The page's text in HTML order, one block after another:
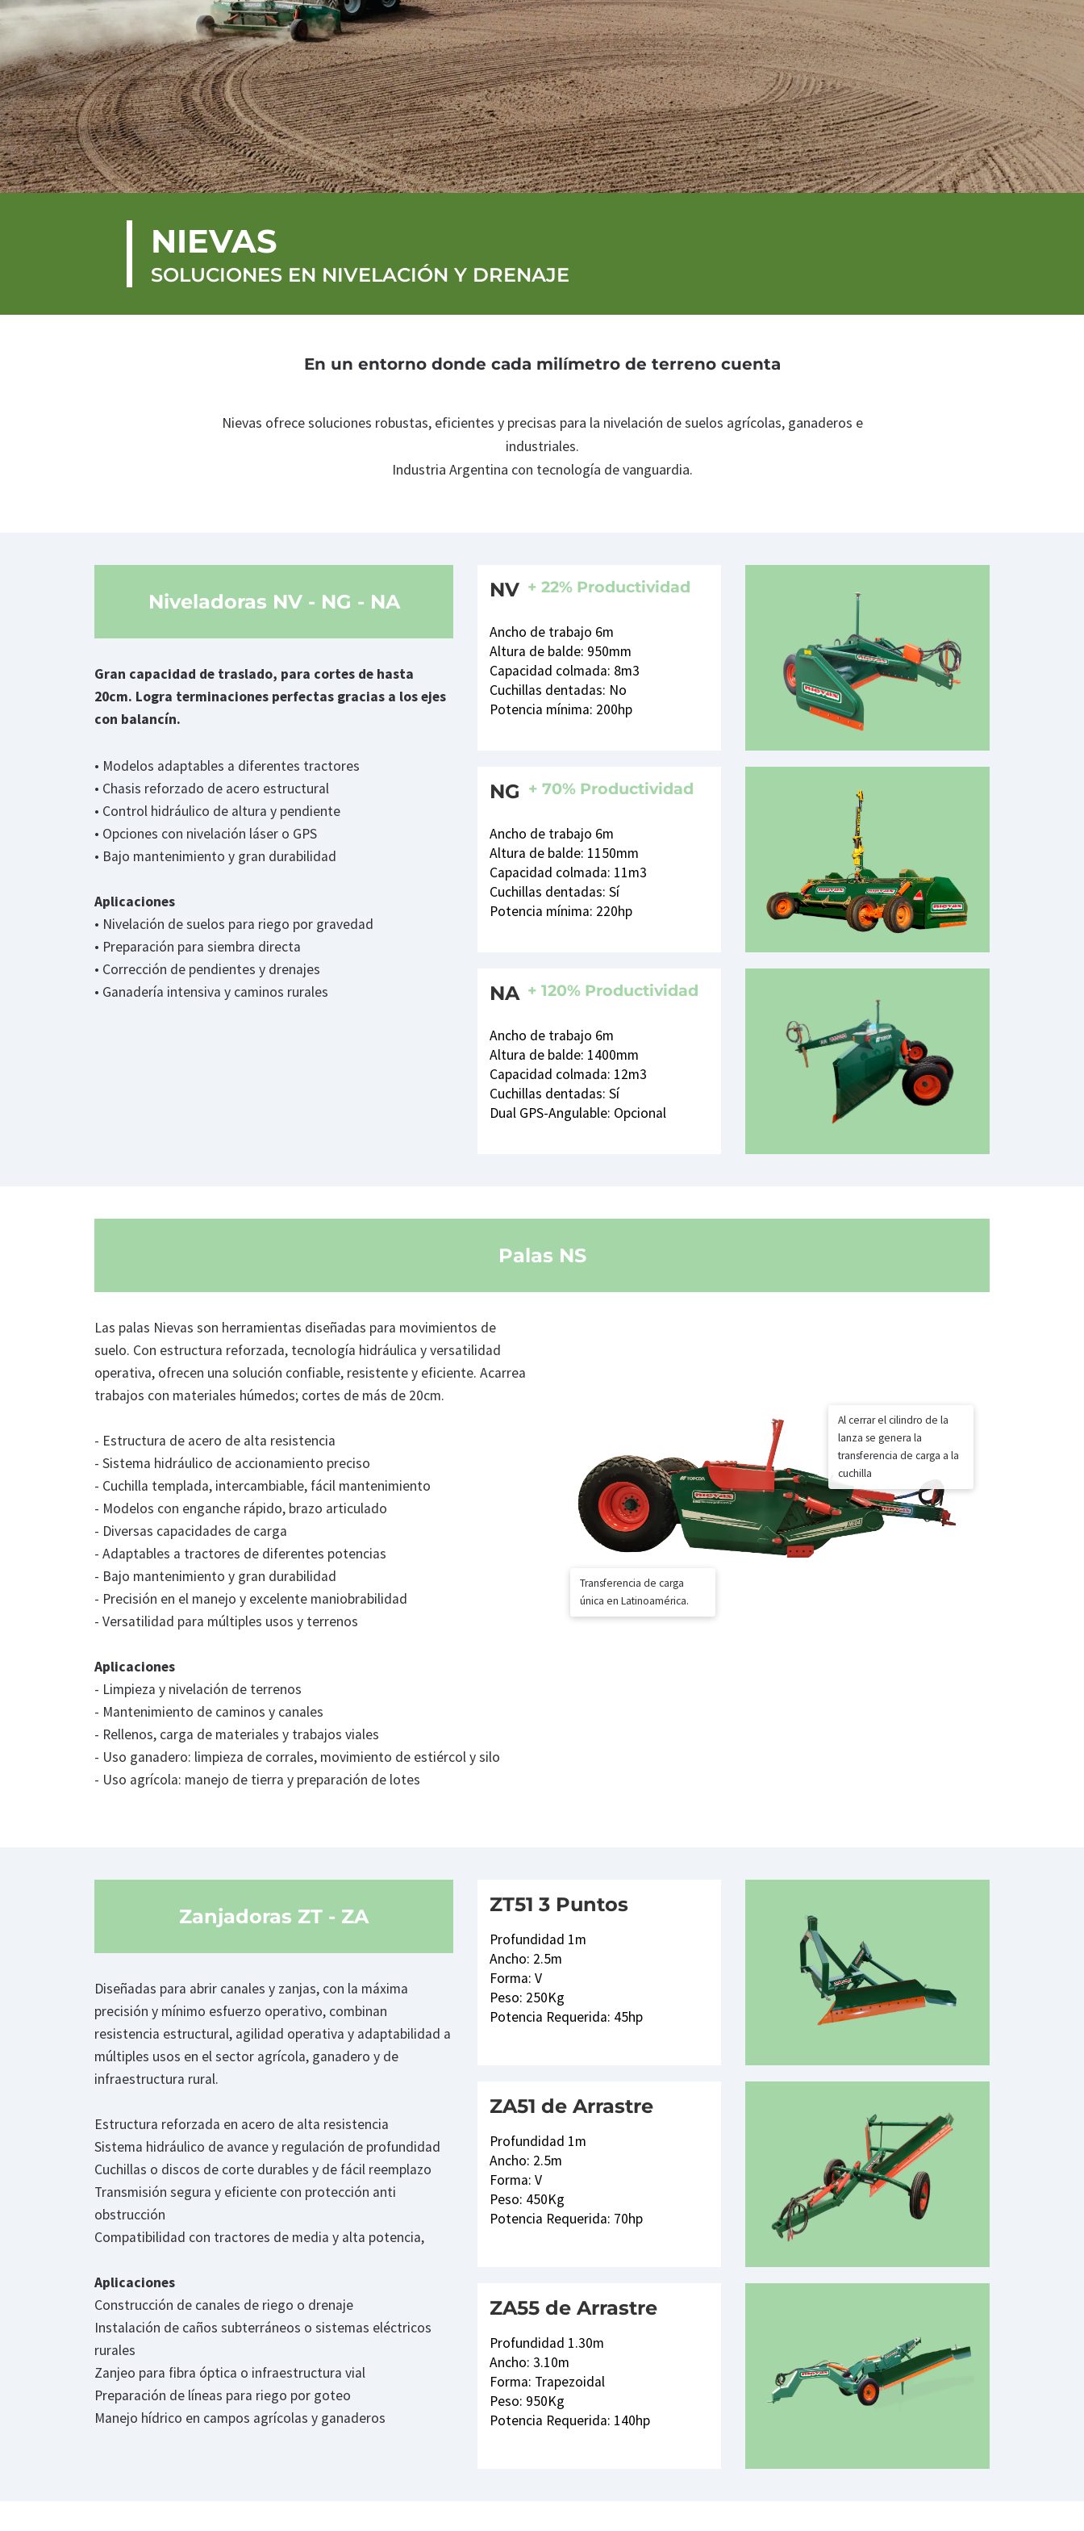
NIEVAS
SOLUCIONES EN NIVELACIÓN Y DRENAJE
En un entorno donde cada milímetro de terreno cuenta
Nievas ofrece soluciones robustas, eficientes y precisas para la nivelación de suelos agrícolas, ganaderos e
industriales.
Industria Argentina con tecnología de vanguardia.
Niveladoras NV - NG - NA
Gran capacidad de traslado, para cortes de hasta
20cm. Logra terminaciones perfectas gracias a los ejes
con balancín.
• Modelos adaptables a diferentes tractores
• Chasis reforzado de acero estructural
• Control hidráulico de altura y pendiente
• Opciones con nivelación láser o GPS
• Bajo mantenimiento y gran durabilidad
Aplicaciones
• Nivelación de suelos para riego por gravedad
• Preparación para siembra directa
• Corrección de pendientes y drenajes
• Ganadería intensiva y caminos rurales
NV + 22% Productividad
Ancho de trabajo 6m
Altura de balde: 950mm
Capacidad colmada: 8m3
Cuchillas dentadas: No
Potencia mínima: 200hp
NG + 70% Productividad
Ancho de trabajo 6m
Altura de balde: 1150mm
Capacidad colmada: 11m3
Cuchillas dentadas: Sí
Potencia mínima: 220hp
NA + 120% Productividad
Ancho de trabajo 6m
Altura de balde: 1400mm
Capacidad colmada: 12m3
Cuchillas dentadas: Sí
Dual GPS-Angulable: Opcional
Palas NS
Las palas Nievas son herramientas diseñadas para movimientos de
suelo. Con estructura reforzada, tecnología hidráulica y versatilidad
operativa, ofrecen una solución confiable, resistente y eficiente. Acarrea
trabajos con materiales húmedos; cortes de más de 20cm.
- Estructura de acero de alta resistencia
- Sistema hidráulico de accionamiento preciso
- Cuchilla templada, intercambiable, fácil mantenimiento
- Modelos con enganche rápido, brazo articulado
- Diversas capacidades de carga
- Adaptables a tractores de diferentes potencias
- Bajo mantenimiento y gran durabilidad
- Precisión en el manejo y excelente maniobrabilidad
- Versatilidad para múltiples usos y terrenos
Aplicaciones
- Limpieza y nivelación de terrenos
- Mantenimiento de caminos y canales
- Rellenos, carga de materiales y trabajos viales
- Uso ganadero: limpieza de corrales, movimiento de estiércol y silo
- Uso agrícola: manejo de tierra y preparación de lotes
Transferencia de carga
única en Latinoamérica.
Al cerrar el cilindro de la
lanza se genera la
transferencia de carga a la
cuchilla
Zanjadoras ZT - ZA
Diseñadas para abrir canales y zanjas, con la máxima
precisión y mínimo esfuerzo operativo, combinan
resistencia estructural, agilidad operativa y adaptabilidad a
múltiples usos en el sector agrícola, ganadero y de
infraestructura rural.
Estructura reforzada en acero de alta resistencia
Sistema hidráulico de avance y regulación de profundidad
Cuchillas o discos de corte durables y de fácil reemplazo
Transmisión segura y eficiente con protección anti
obstrucción
Compatibilidad con tractores de media y alta potencia,
Aplicaciones
Construcción de canales de riego o drenaje
Instalación de caños subterráneos o sistemas eléctricos
rurales
Zanjeo para fibra óptica o infraestructura vial
Preparación de líneas para riego por goteo
Manejo hídrico en campos agrícolas y ganaderos
ZT51 3 Puntos
Profundidad 1m
Ancho: 2.5m
Forma: V
Peso: 250Kg
Potencia Requerida: 45hp
ZA51 de Arrastre
Profundidad 1m
Ancho: 2.5m
Forma: V
Peso: 450Kg
Potencia Requerida: 70hp
ZA55 de Arrastre
Profundidad 1.30m
Ancho: 3.10m
Forma: Trapezoidal
Peso: 950Kg
Potencia Requerida: 140hp